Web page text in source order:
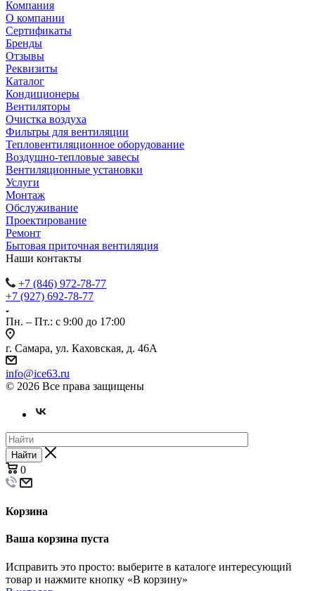
Компания
О компании
Сертификаты
Бренды
Отзывы
Реквизиты
Каталог
Кондиционеры
Вентиляторы
Очистка воздуха
Фильтры для вентиляции
Тепловентиляционное оборудование
Воздушно-тепловые завесы
Вентиляционные установки
Услуги
Монтаж
Обслуживание
Проектирование
Ремонт
Бытовая приточная вентиляция
Наши контакты
+7 (846) 972-78-77
+7 (927) 692-78-77
Пн. – Пт.: с 9:00 до 17:00
г. Самара, ул. Каховская, д. 46А
info@ice63.ru
© 2026 Все права защищены
Найти
0
Корзина
Ваша корзина пуста
Исправить это просто: выберите в каталоге интересующий
товар и нажмите кнопку «В корзину»